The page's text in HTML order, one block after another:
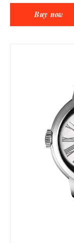
Buy now